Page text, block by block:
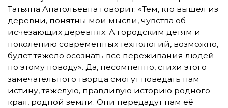
Татьяна Анатольевна говорит: «Тем, кто вышел из
деревни, понятны мои мысли, чувства об
исчезающих деревнях. А городским детям и
поколению современных технологий, возможно,
будет тяжело осознать все переживания людей
по этому поводу». Да, несомненно, стихи этого
замечательного творца смогут поведать нам
истину, тяжелую, правдивую историю родного
края, родной земли. Они передадут нам её